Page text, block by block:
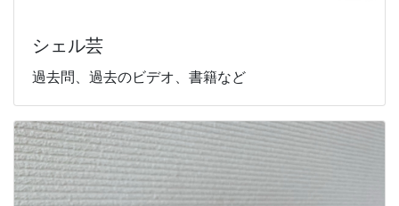
シェル芸
過去問、過去のビデオ、書籍など